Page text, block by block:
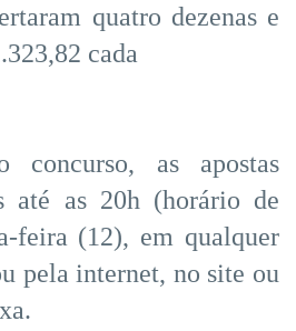
quatro dezenas e
cada
concurso, as apostas
até as 20h (horário de
feira (12), em qualquer
pela internet, no site ou